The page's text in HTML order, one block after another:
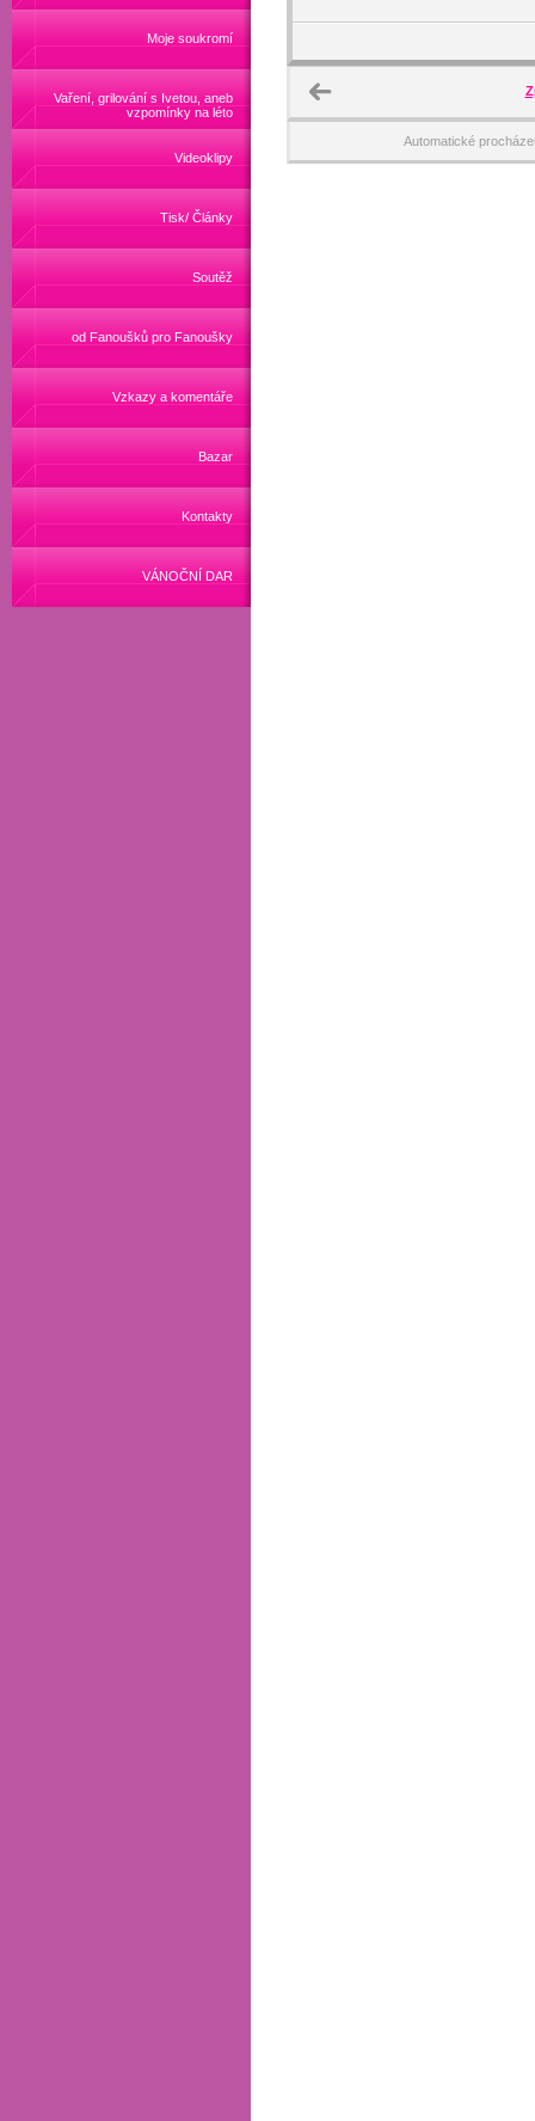
Moje soukromí
Vaření, grilování s Ivetou, aneb
vzpomínky na léto
Videoklipy
Tisk/ Články
Soutěž
od Fanoušků pro Fanoušky
Vzkazy a komentáře
Bazar
Kontakty
VÁNOČNÍ DAR
Automatické